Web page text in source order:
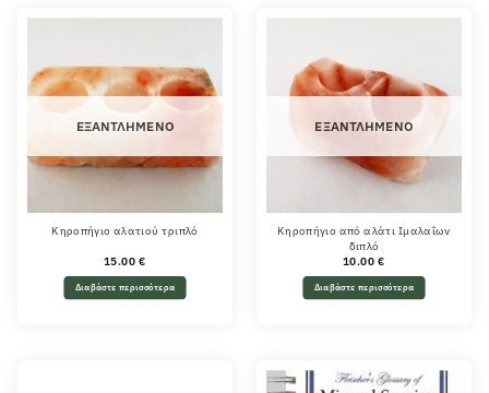
ΕΞΑΝΤΛΗΜΈΝΟ
Κηροπήγιο αλατιού τριπλό
15.00 €
Διαβάστε περισσότερα
ΕΞΑΝΤΛΗΜΈΝΟ
Κηροπήγιο από αλάτι Ιμαλαΐων
διπλό
10.00 €
Διαβάστε περισσότερα